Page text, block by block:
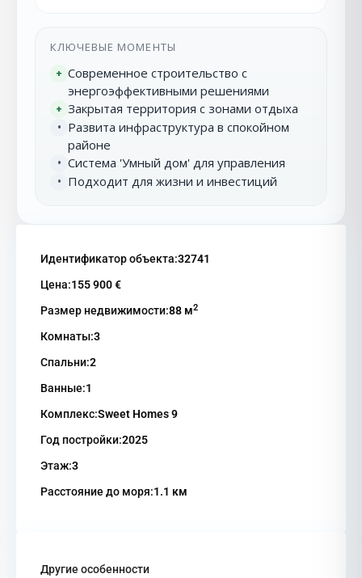
КЛЮЧЕВЫЕ МОМЕНТЫ
+ Современное строительство с
энергоэффективными решениями
+ Закрытая территория с зонами отдыха
• Развита инфраструктура в спокойном
районе
• Система 'Умный дом' для управления
• Подходит для жизни и инвестиций
Идентификатор объекта:32741
Цена:155 900 €
Размер недвижимости:88 м2
Комнаты:3
Спальни:2
Ванные:1
Комплекс:Sweet Homes 9
Год постройки:2025
Этаж:3
Расстояние до моря:1.1 км
Другие особенности